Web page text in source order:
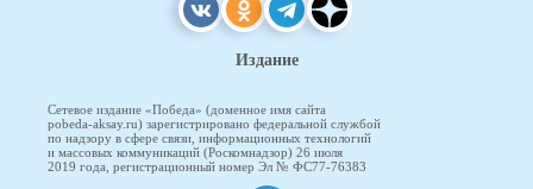
Издание
Сетевое издание «Победа» (доменное имя сайта
pobeda-aksay.ru) зарегистрировано федеральной службой
по надзору в сфере связи, информационных технологий
и массовых коммуникаций (Роскомнадзор) 26 июля
2019 года, регистрационный номер Эл № ФС77-76383